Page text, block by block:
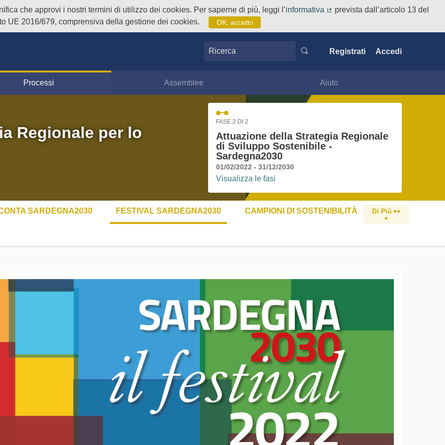
che approvi i nostri termini di utilizzo dei cookies. Per saperne di più, leggi l’informativa
prevista dall’articolo 13 del
UE 2016/679, comprensiva della gestione dei cookies.
OK, accetto
Ricerca Registrati Accedi
Processi Assemblee Aiuto
Regionale per lo
FASE 2 DI 2
Attuazione della Strategia Regionale
di Sviluppo Sostenibile -
Sardegna2030
01/02/2022 - 31/12/2030
Visualizza le fasi
SARDEGNA2030 FESTIVAL SARDEGNA2030 CAMPIONI DI SOSTENIBILITÀ Di Più